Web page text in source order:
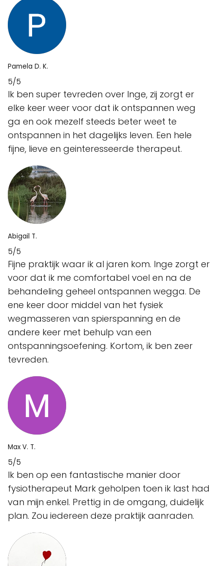
Pamela D. K.
5/5
Ik ben super tevreden over Inge, zij zorgt er
elke keer weer voor dat ik ontspannen weg
ga en ook mezelf steeds beter weet te
ontspannen in het dagelijks leven. Een hele
fijne, lieve en geinteresseerde therapeut.
Abigail T.
5/5
Fijne praktijk waar ik al jaren kom. Inge zorgt er
voor dat ik me comfortabel voel en na de
behandeling geheel ontspannen wegga. De
ene keer door middel van het fysiek
wegmasseren van spierspanning en de
andere keer met behulp van een
ontspanningsoefening. Kortom, ik ben zeer
tevreden.
Max V. T.
5/5
Ik ben op een fantastische manier door
fysiotherapeut Mark geholpen toen ik last had
van mijn enkel. Prettig in de omgang, duidelijk
plan. Zou iedereen deze praktijk aanraden.